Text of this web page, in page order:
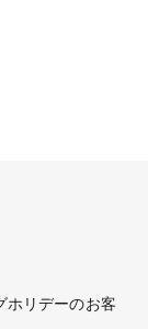
ホリデーのお客